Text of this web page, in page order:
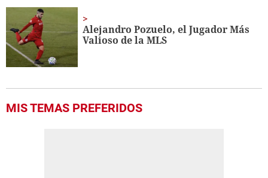
Alejandro Pozuelo, el Jugador Más
Valioso de la MLS
MIS TEMAS PREFERIDOS